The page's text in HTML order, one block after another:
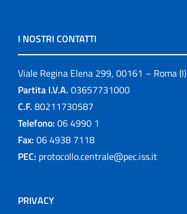
I NOSTRI CONTATTI
Viale Regina Elena 299, 00161 – Roma (I)
Partita I.V.A. 03657731000
C.F. 80211730587
Telefono: 06 4990 1
Fax: 06 4938 7118
PEC: protocollo.centrale@pec.iss.it
PRIVACY